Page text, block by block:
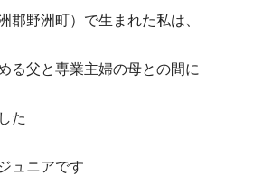
郡野洲町）で生まれた私は、
る父と専業主婦の母との間に
た
ュニアです